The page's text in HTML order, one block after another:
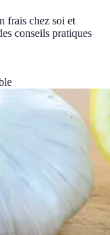
frais chez soi et
conseils pratiques